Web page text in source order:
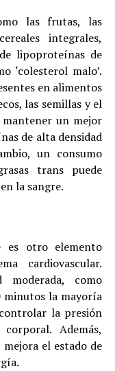
las frutas, las
integrales,
lipoproteínas de
‘colesterol malo’.
en alimentos
las semillas y el
mantener un mejor
de alta densidad
un consumo
trans puede
la sangre.
es otro elemento
cardiovascular.
moderada, como
minutos la mayoría
la presión
Además,
el estado de